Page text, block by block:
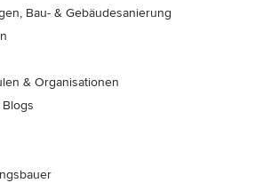
Bau- & Gebäudesanierung
& Organisationen